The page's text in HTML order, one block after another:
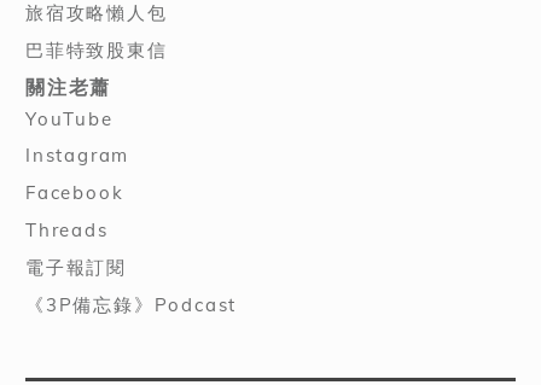
旅宿攻略懶人包
巴菲特致股東信
關注老蕭
YouTube
Instagram
Facebook
Threads
電子報訂閱
《3P備忘錄》Podcast